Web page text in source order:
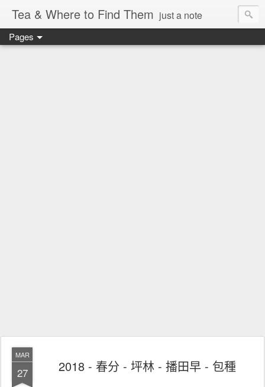
Tea & Where to Find Them just a note
Pages
MAR
27 2018 - 春分 - 坪林 - 播田早 - 包種